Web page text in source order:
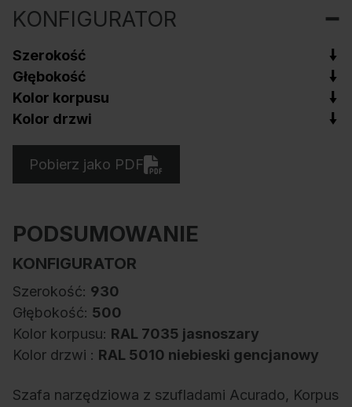
KONFIGURATOR
Szerokość
Głębokość
Kolor korpusu
Kolor drzwi
Pobierz jako PDF
PODSUMOWANIE
KONFIGURATOR
Szerokość: 930
Głębokość: 500
Kolor korpusu: RAL 7035 jasnoszary
Kolor drzwi : RAL 5010 niebieski gencjanowy
Szafa narzędziowa z szufladami Acurado, Korpus